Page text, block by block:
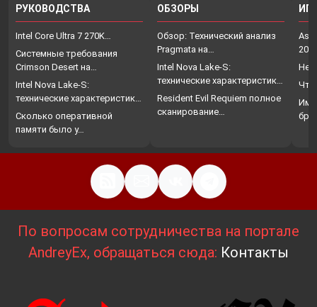
РУКОВОДСТВА
Intel Core Ultra 7 270K…
Системные требования
Crimson Desert на…
Intel Nova Lake-S:
технические характеристики,
…
Сколько оперативной
памяти было у…
ОБЗОРЫ
Обзор: Технический анализ
Pragmata на…
Intel Nova Lake-S:
технические характеристики,
…
Resident Evil Requiem полное
сканирование…
Что
По вопросам сотрудничества на портале
AndreyEx, обращаться сюда: Контакты